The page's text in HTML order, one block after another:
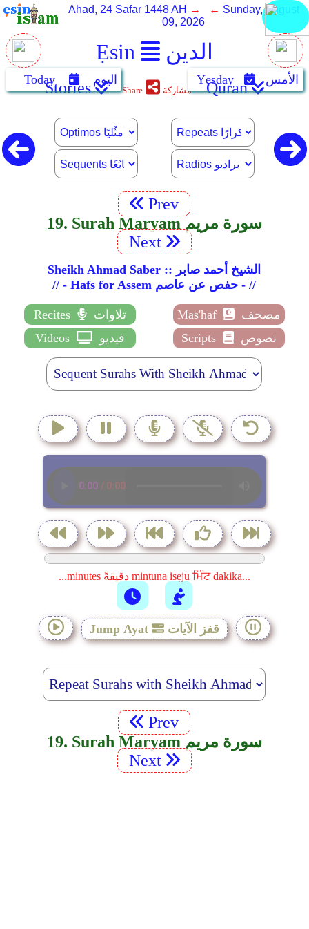
Ẹsin الدين
Ahad, 24 Safar 1448 AH → ← Sunday, August
09, 2026
Today اليوم Yẹsday الأمس Stories Share مشاركة Quran
Prev
19. Surah Maryam سورة مريم
Next
Sheikh Ahmad Saber :: الشيخ أحمد صابر
// - Hafs for Assem حفص عن عاصم - //
Recites تلاوات Mas'haf
مصحف
Videos
فيديو Scripts نصوص
...minutes دقيقةً mintuna isẹju ਮਿੰਟ dakika...
Jump Ayat قفز الآيات
Prev
19. Surah Maryam سورة مريم
Next